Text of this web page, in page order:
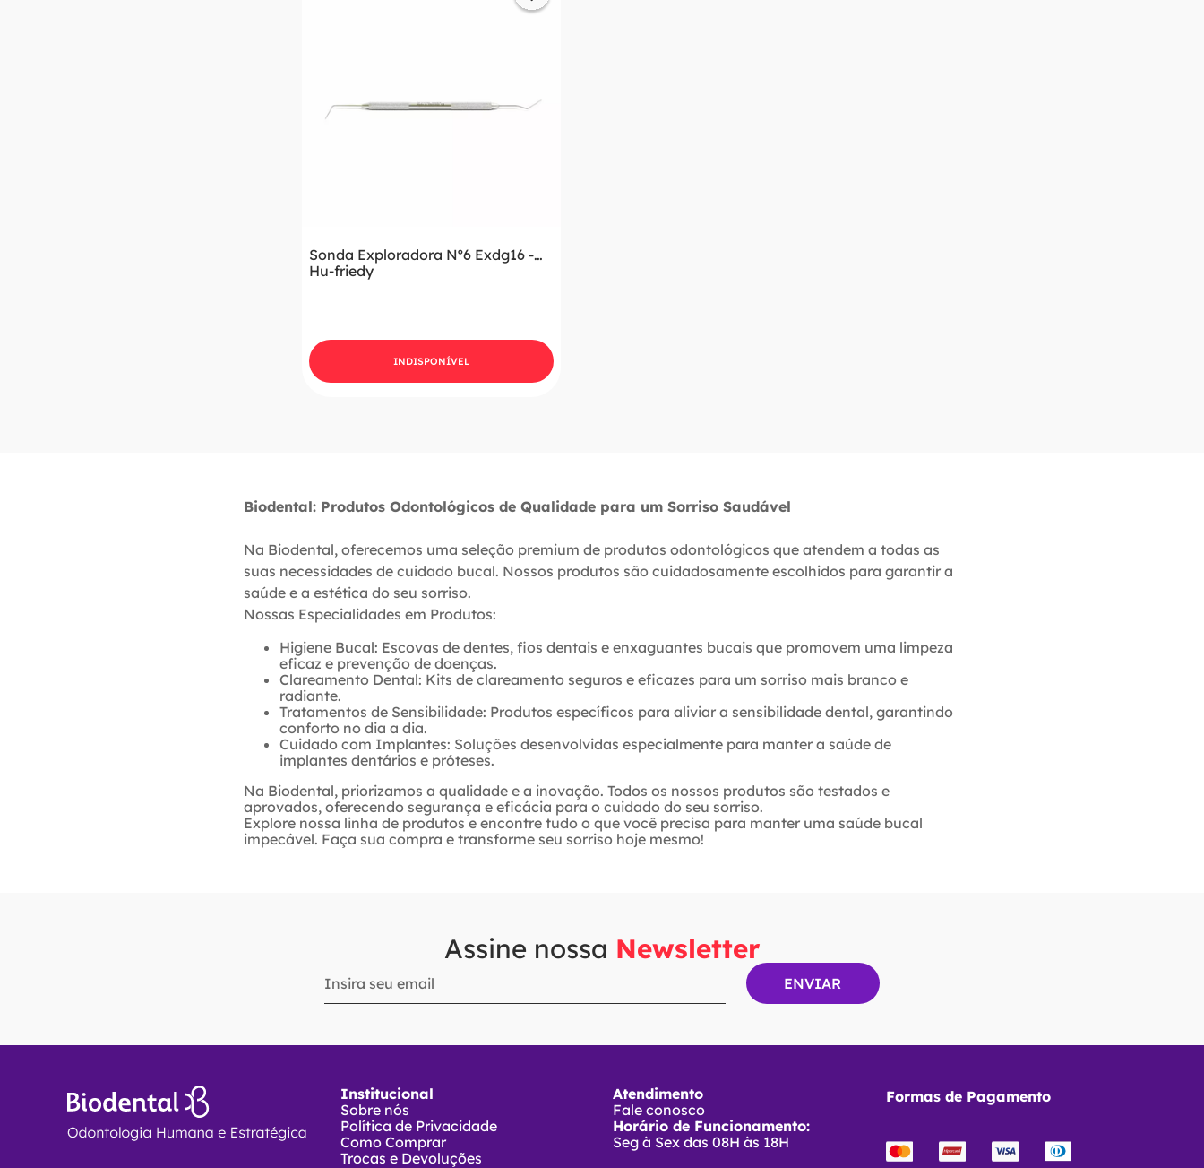
Sonda Exploradora Nº6 Exdg16 -
Hu-friedy
INDISPONÍVEL
Biodental: Produtos Odontológicos de Qualidade para um Sorriso Saudável
Na Biodental, oferecemos uma seleção premium de produtos odontológicos que atendem a todas as
suas necessidades de cuidado bucal. Nossos produtos são cuidadosamente escolhidos para garantir a
saúde e a estética do seu sorriso.
Nossas Especialidades em Produtos:
Higiene Bucal: Escovas de dentes, fios dentais e enxaguantes bucais que promovem uma limpeza
eficaz e prevenção de doenças.
Clareamento Dental: Kits de clareamento seguros e eficazes para um sorriso mais branco e
radiante.
Tratamentos de Sensibilidade: Produtos específicos para aliviar a sensibilidade dental, garantindo
conforto no dia a dia.
Cuidado com Implantes: Soluções desenvolvidas especialmente para manter a saúde de
implantes dentários e próteses.
Na Biodental, priorizamos a qualidade e a inovação. Todos os nossos produtos são testados e
aprovados, oferecendo segurança e eficácia para o cuidado do seu sorriso.
Explore nossa linha de produtos e encontre tudo o que você precisa para manter uma saúde bucal
impecável. Faça sua compra e transforme seu sorriso hoje mesmo!
Assine nossa Newsletter
Institucional
Sobre nós
Política de Privacidade
Como Comprar
Trocas e Devoluções
Atendimento
Fale conosco
Horário de Funcionamento:
Seg à Sex das 08H às 18H
Formas de Pagamento